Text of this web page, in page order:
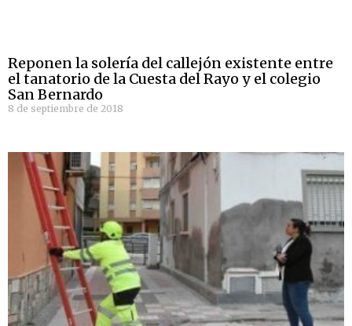
Reponen la solería del callejón existente entre
el tanatorio de la Cuesta del Rayo y el colegio
San Bernardo
8 de septiembre de 2018